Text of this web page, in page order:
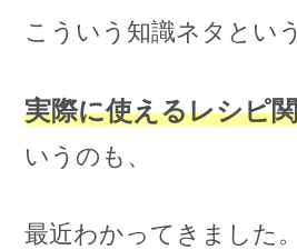
こういう知識ネタとい
実際に使えるレシピ
いうのも、
最近わかってきました。